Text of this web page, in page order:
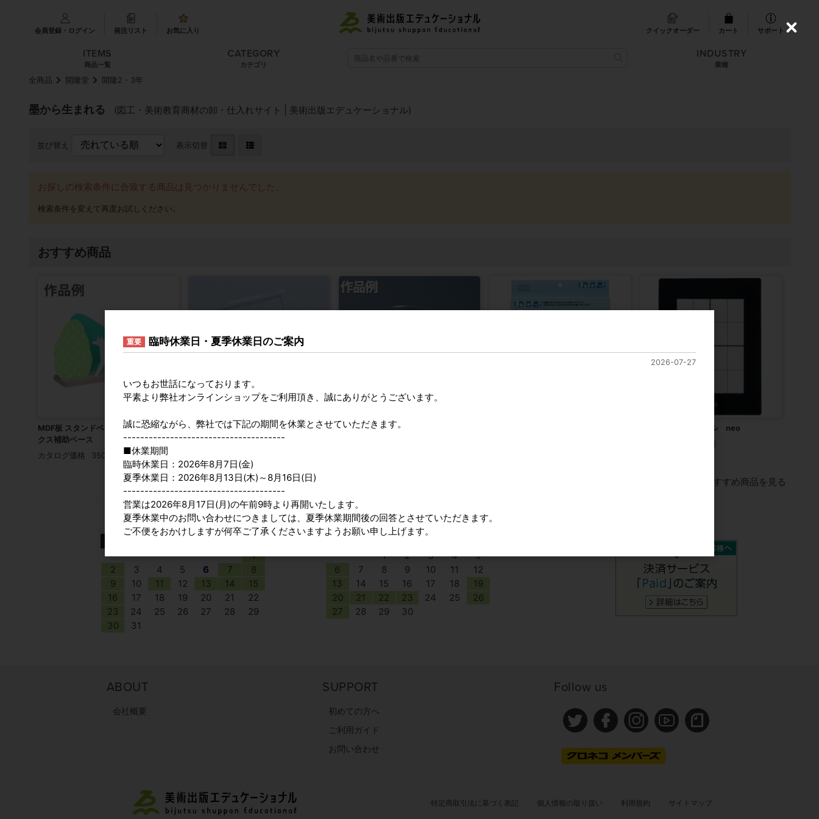
会員登録・ログイン 発注リスト お気に入り クイックオーダー カート サポート
ITEMS
商品一覧
CATEGORY
カテゴリ
INDUSTRY
業種
全商品 開隆堂 開隆2・3年
墨から生まれる (図工・美術教育商材の卸・仕入れサイト | 美術出版エデュケーショナル)
並び替え 表示切替
お探しの検索条件に合致する商品は見つかりませんでした。
おすすめ商品
MDF板 スタンドベース コラージュボッ
クス補助ベース
カタログ価格
350円
シリコンプレート版画
サンドブラスト制作キット C
BSSデッサンスケール neo
すべてのおすすめ商品を見る
2026年8月
1
2
3 4 5 6 7
8
9
10 11 12 13 14
15
16
17 18 19 20 21
22
23
24 25 26 27 28
29
30
31
2026年9月
1
2 3 4
5
6
7 8 9 10 11
12
13
14 15 16 17 18
19
20
21 22 23 24 25
26
27
28 29 30
ABOUT
会社概要
SUPPORT
初めての方へ
ご利用ガイド
お問い合わせ
Follow us
特定商取引法に基づく表記 個人情報の取り扱い 利用規約 サイトマップ
重要 臨時休業日・夏季休業日のご案内
2026-07-27
いつもお世話になっております。
平素より弊社オンラインショップをご利用頂き、誠にありがとうございます。
誠に恐縮ながら、弊社では下記の期間を休業とさせていただきます。
--------------------------------------
■休業期間
臨時休業日：2026年8月7日(金)
夏季休業日：2026年8月13日(木)～8月16日(日)
--------------------------------------
営業は2026年8月17日(月)の午前9時より再開いたします。
夏季休業中のお問い合わせにつきましては、夏季休業期間後の回答とさせていただきます。
ご不便をおかけしますが何卒ご了承くださいますようお願い申し上げます。
C